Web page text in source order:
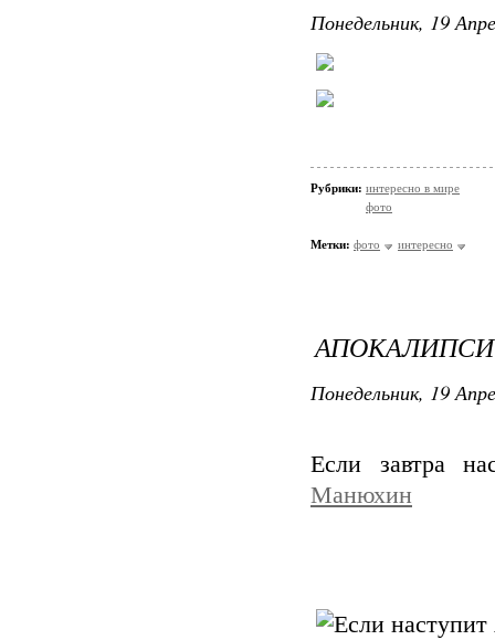
Понедельник, 19
Рубрики: интересно в мире
фото
Метки: фото интересно
Понедельник, 19
Если завтра
Манюхин